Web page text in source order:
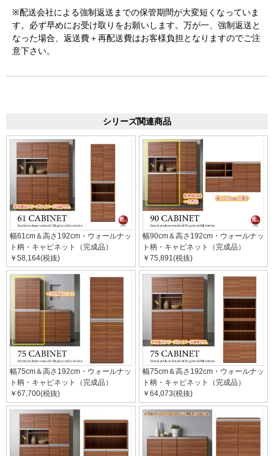
※配送会社による強制返送までの保管期間が大変短くなっていま
す。必ず早めにお受け取りをお願いします。万が一、強制返送と
なった場合、返送費＋再配送費はお客様負担となりますのでご注
意下さい。
シリーズ関連商品
幅61cm＆高さ192cm・ウォールナッ
ト柄・キャビネット（完成品）
￥58,164(税抜)
幅90cm＆高さ192cm・ウォールナッ
ト柄・キャビネット（完成品）
￥75,891(税抜)
幅75cm＆高さ192cm・ウォールナッ
ト柄・キャビネット（完成品）
￥67,700(税抜)
幅75cm＆高さ192cm・ウォールナッ
ト柄・キャビネット（完成品）
￥64,073(税抜)